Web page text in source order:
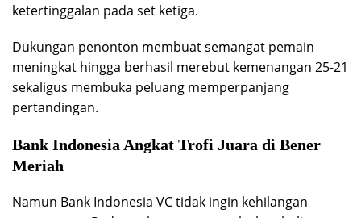
ketertinggalan pada set ketiga.
Dukungan penonton membuat semangat pemain
meningkat hingga berhasil merebut kemenangan 25-21
sekaligus membuka peluang memperpanjang
pertandingan.
Bank Indonesia Angkat Trofi Juara di Bener
Meriah
Namun Bank Indonesia VC tidak ingin kehilangan